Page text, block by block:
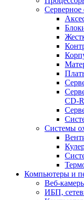
Серверное
CD-R
Системы
Компьютеры и
Веб-
ИБП,